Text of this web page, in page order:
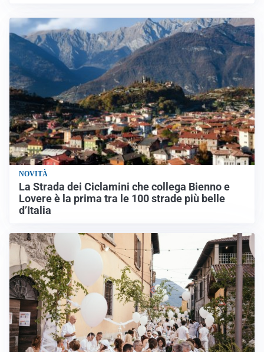
NOVITÀ
La Strada dei Ciclamini che collega Bienno e
Lovere è la prima tra le 100 strade più belle
d’Italia